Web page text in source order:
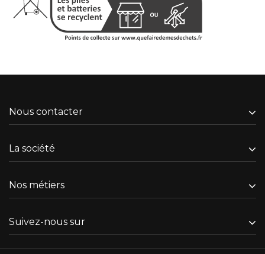
Nous contacter
La société
Nos métiers
Suivez-nous sur